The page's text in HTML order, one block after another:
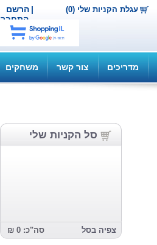
הרשם |
התחבר
עגלת הקניות שלי (0)
מדריכים צור קשר משחקים
סל הקניות שלי
צפיה בסל סה"כ: 0 ₪